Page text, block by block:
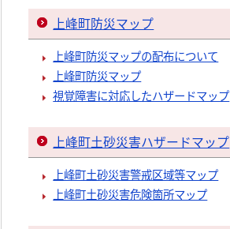
上峰町防災マップ
上峰町防災マップの配布について
上峰町防災マップ
視覚障害に対応したハザードマップ
上峰町土砂災害ハザードマップ
上峰町土砂災害警戒区域等マップ
上峰町土砂災害危険箇所マップ